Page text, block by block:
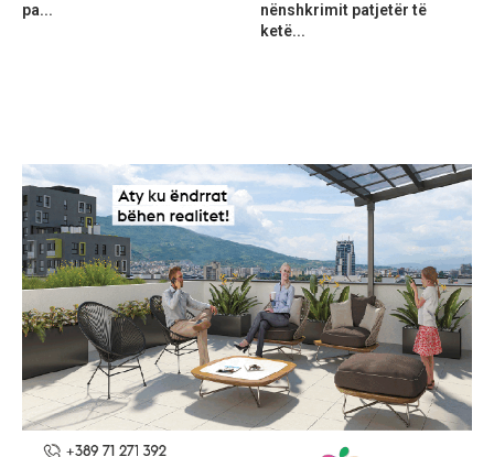
pa...
nënshkrimit patjetër të
ketë...